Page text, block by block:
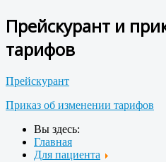
Прейскурант и
тарифов
Прейскурант
Приказ об изменении тарифов
Вы здесь:
Главная
Для пациента